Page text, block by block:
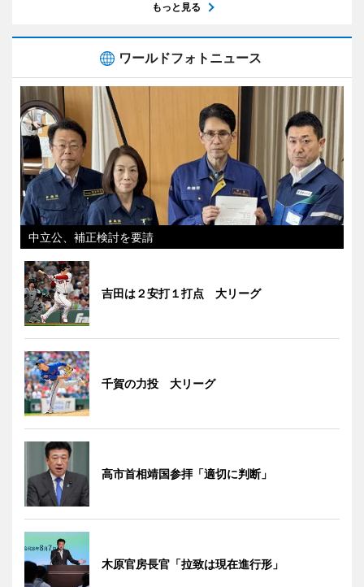
もっと見る
ワールドフォトニュース
中立公、補正検討を要請
吉田は２安打１打点 大リーグ
千賀の力投 大リーグ
高市首相靖国参拝「適切に判断」
木原官房長官「拉致は現在進行形」